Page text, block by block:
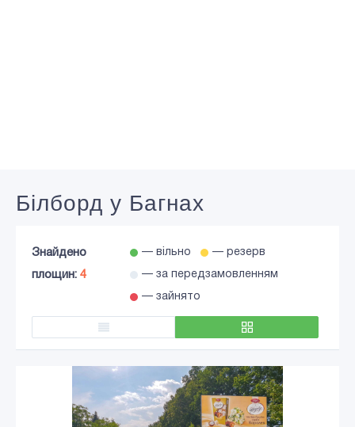
Білборд у Багнах
Знайдено
площин: 4
— вільно — резерв
— за передзамовленням
— зайнято